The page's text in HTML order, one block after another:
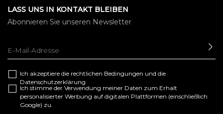
LASS UNS IN KONTAKT BLEIBEN
Abonnieren Sie unseren Newsletter
Ich akzeptiere die rechtlichen Bedingungen und die
Datenschutzerklärung
Ich stimme der Verwendung meiner Daten zum Erhalt
personalisierter Werbung auf digitalen Plattformen (einschließlich
Google) zu.